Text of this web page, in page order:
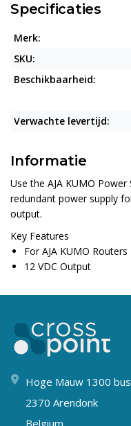
Specificaties
Merk:
SKU:
Beschikbaarheid:
Verwachte levertijd:
Informatie
Use the AJA KUMO Power
redundant power supply
output.
Key Features
For AJA KUMO Routers
12 VDC Output
Hoge Mauw 1300 bus
2370 Arendonk
Belgium